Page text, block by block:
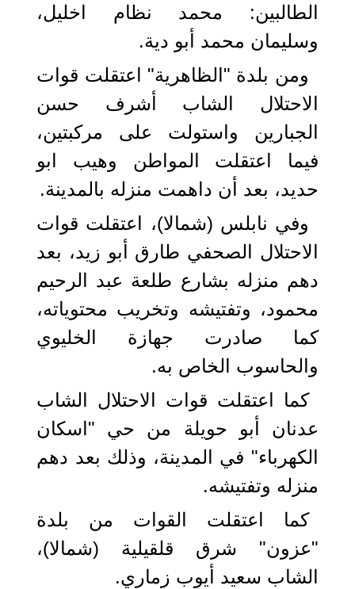
الطالبين: محمد نظام اخليل،
وسليمان محمد أبو دية.
ومن بلدة "الظاهرية" اعتقلت قوات
الاحتلال الشاب أشرف حسن
الجبارين واستولت على مركبتين،
فيما اعتقلت المواطن وهيب ابو
حديد، بعد أن داهمت منزله بالمدينة.
وفي نابلس (شمالا)، اعتقلت قوات
الاحتلال الصحفي طارق أبو زيد، بعد
دهم منزله بشارع طلعة عبد الرحيم
محمود، وتفتيشه وتخريب محتوياته،
كما صادرت جهازة الخليوي
والحاسوب الخاص به.
كما اعتقلت قوات الاحتلال الشاب
عدنان أبو حويلة من حي "اسكان
الكهرباء" في المدينة، وذلك بعد دهم
منزله وتفتيشه.
كما اعتقلت القوات من بلدة
"عزون" شرق قلقيلية (شمالا)،
الشاب سعيد أيوب زماري.